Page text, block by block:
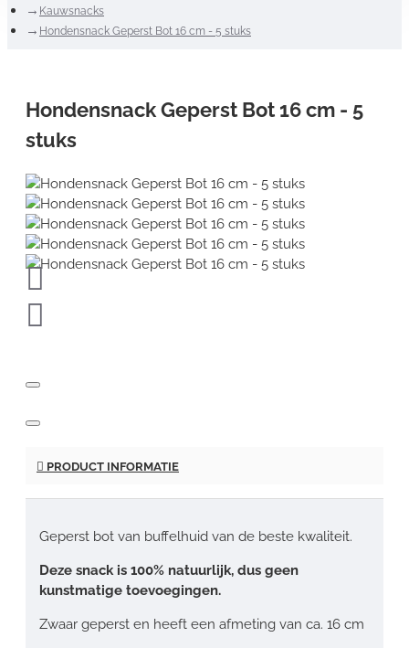
Kauwsnacks
Hondensnack Geperst Bot 16 cm - 5 stuks
Hondensnack Geperst Bot 16 cm - 5
stuks
PRODUCT INFORMATIE
Geperst bot van buffelhuid van de beste kwaliteit.
Deze snack is 100% natuurlijk, dus geen
kunstmatige toevoegingen.
Zwaar geperst en heeft een afmeting van ca. 16 cm